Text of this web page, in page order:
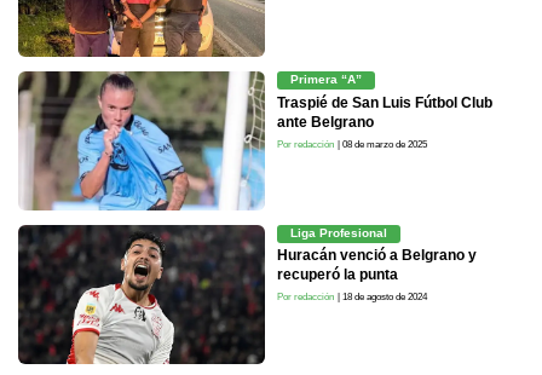
Primera “A”
Traspié de San Luis Fútbol Club
ante Belgrano
Por redacción | 08 de marzo de 2025
Liga Profesional
Huracán venció a Belgrano y
recuperó la punta
Por redacción | 18 de agosto de 2024